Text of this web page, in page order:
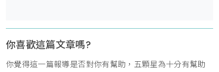
你喜歡這篇文章嗎?
你覺得這一篇報導是否對你有幫助，五顆星為十分有幫助